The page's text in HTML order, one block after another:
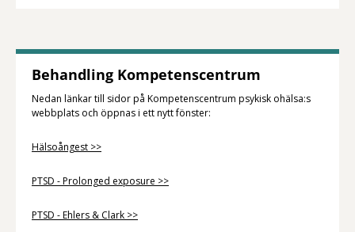
Behandling Kompetenscentrum
Nedan länkar till sidor på Kompetenscentrum psykisk ohälsa:s
webbplats och öppnas i ett nytt fönster:
Hälsoångest >>
PTSD - Prolonged exposure >>
PTSD - Ehlers & Clark >>